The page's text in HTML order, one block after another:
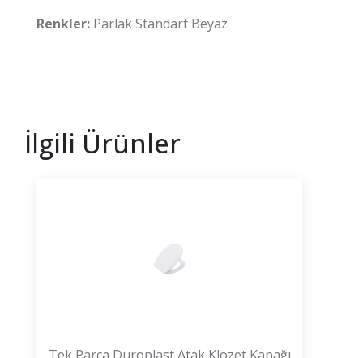
Renkler: Parlak Standart Beyaz
İlgili Ürünler